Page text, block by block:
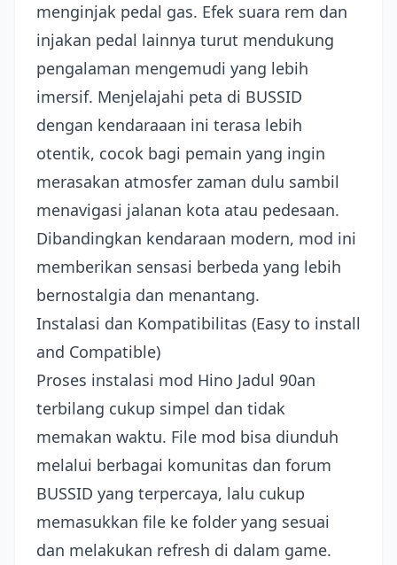
menginjak pedal gas. Efek suara rem dan
injakan pedal lainnya turut mendukung
pengalaman mengemudi yang lebih
imersif. Menjelajahi peta di BUSSID
dengan kendaraaan ini terasa lebih
otentik, cocok bagi pemain yang ingin
merasakan atmosfer zaman dulu sambil
menavigasi jalanan kota atau pedesaan.
Dibandingkan kendaraan modern, mod ini
memberikan sensasi berbeda yang lebih
bernostalgia dan menantang.
Instalasi dan Kompatibilitas (Easy to install
and Compatible)
Proses instalasi mod Hino Jadul 90an
terbilang cukup simpel dan tidak
memakan waktu. File mod bisa diunduh
melalui berbagai komunitas dan forum
BUSSID yang terpercaya, lalu cukup
memasukkan file ke folder yang sesuai
dan melakukan refresh di dalam game.